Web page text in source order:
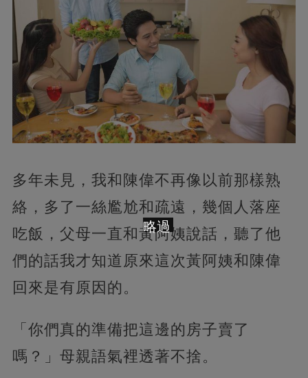
多年未見，我和陳偉不再像以前那樣熟
絡，多了一絲尷尬和疏遠，幾個人落座
吃飯，父母一直和黃阿姨說話，聽了他
們的話我才知道原來這次黃阿姨和陳偉
回來是有原因的。
「你們真的準備把這邊的房子賣了
嗎？」母親語氣裡透著不捨。
略過